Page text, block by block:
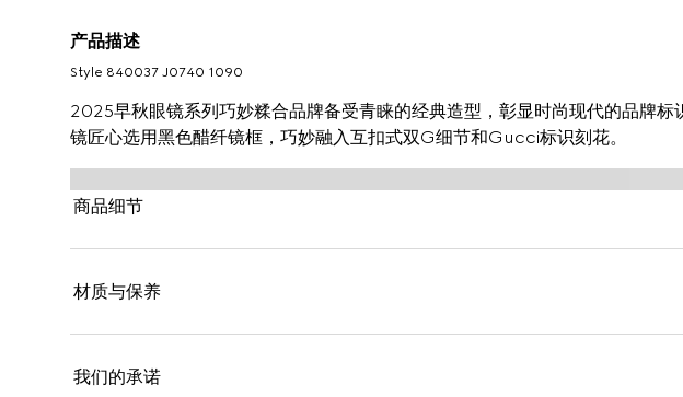
产品描述
Style ‎840037 J0740 1090
2025早秋眼镜系列巧妙糅合品牌备受青睐的经典造型，彰显时尚现代的品牌标
镜匠心选用黑色醋纤镜框，巧妙融入互扣式双G细节和Gucci标识刻花。
商品细节
材质与保养
我们的承诺